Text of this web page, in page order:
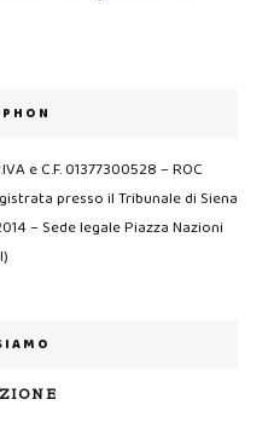
e C.F. 01377300528 – ROC
presso il Tribunale di Siena
– Sede legale Piazza Nazioni